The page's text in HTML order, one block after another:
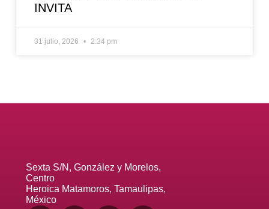
INVITA
31 julio, 2026 2:34 pm
Sexta S/N, González y Morelos,
Centro
Heroica Matamoros, Tamaulipas,
México